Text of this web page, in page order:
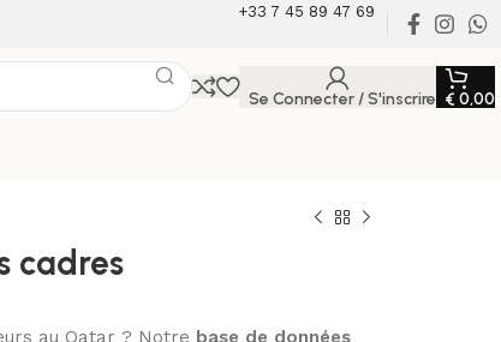
+33 7 45 89 47 69
Se Connecter / S'inscrire € 0,00
cadres
au Qatar ? Notre base de données